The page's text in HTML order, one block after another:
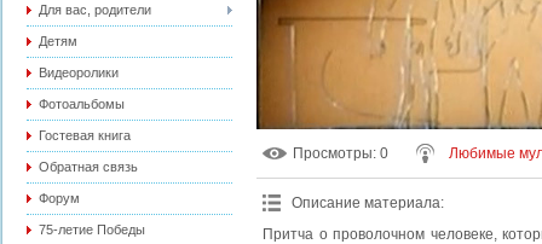
Для вас, родители
Детям
Видеоролики
Фотоальбомы
Гостевая книга
Обратная связь
Форум
75-летие Победы
Просмотры: 0 Любимые
Описание материала:
Притча о проволочном человеке,